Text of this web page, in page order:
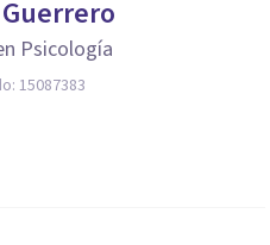
Psicología
15087383